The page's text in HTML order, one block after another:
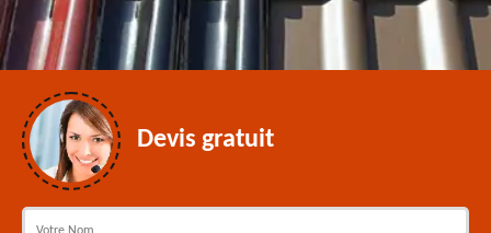
Devis gratuit